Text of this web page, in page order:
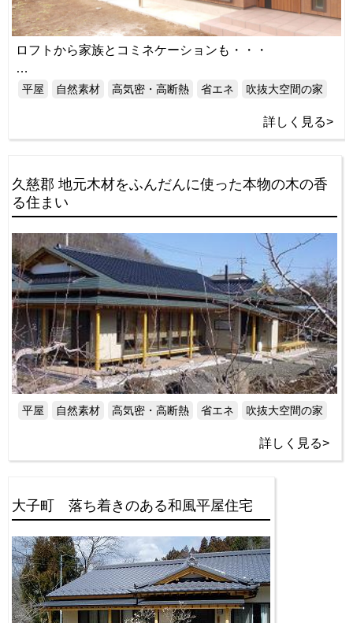
ロフトから家族とコミネケーションも・・・
…
平屋 自然素材 高気密・高断熱 省エネ 吹抜大空間の家
詳しく見る>
久慈郡 地元木材をふんだんに使った本物の木の香
る住まい
平屋 自然素材 高気密・高断熱 省エネ 吹抜大空間の家
詳しく見る>
大子町 落ち着きのある和風平屋住宅